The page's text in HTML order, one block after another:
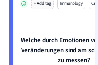
+ Add tag Immunology
Welche durch Emotionen
Veränderungen sind am
zu messen?